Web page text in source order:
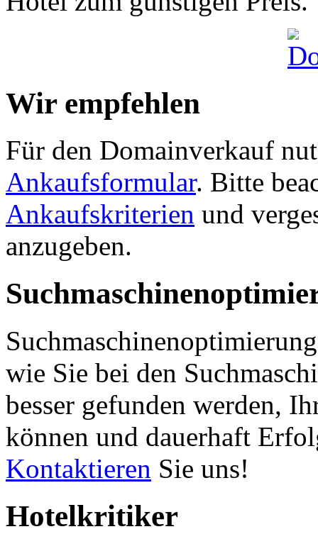
Wir empfehlen
Für den Domainverkauf
Ankaufsformular. Bitte
Ankaufskriterien und
anzugeben.
wie Sie bei den
besser gefunden werden,
können und dauerhaft
Kontaktieren Sie uns!
Hotelkritiker